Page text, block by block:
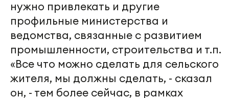
нужно привлекать и другие
профильные министерства и
ведомства, связанные с развитием
промышленности, строительства и т.п.
«Все что можно сделать для сельского
жителя, мы должны сделать, - сказал
он, - тем более сейчас, в рамках